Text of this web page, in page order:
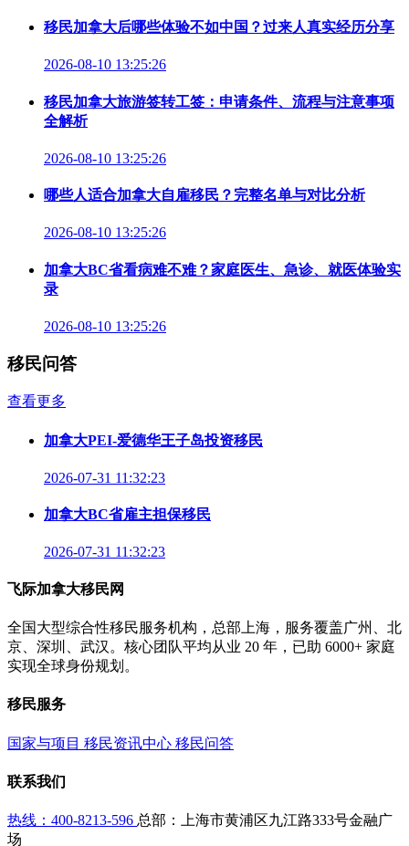
移民加拿大后哪些体验不如中国？过来人真实经历分享
2026-08-10 13:25:26
移民加拿大旅游签转工签：申请条件、流程与注意事项
全解析
2026-08-10 13:25:26
哪些人适合加拿大自雇移民？完整名单与对比分析
2026-08-10 13:25:26
加拿大BC省看病难不难？家庭医生、急诊、就医体验实
录
2026-08-10 13:25:26
移民问答
查看更多
加拿大PEI-爱德华王子岛投资移民
2026-07-31 11:32:23
加拿大BC省雇主担保移民
2026-07-31 11:32:23
飞际加拿大移民网
全国大型综合性移民服务机构，总部上海，服务覆盖广州、北
京、深圳、武汉。核心团队平均从业 20 年，已助 6000+ 家庭
实现全球身份规划。
移民服务
国家与项目 移民资讯中心 移民问答
联系我们
热线：400-8213-596 总部：上海市黄浦区九江路333号金融广
场